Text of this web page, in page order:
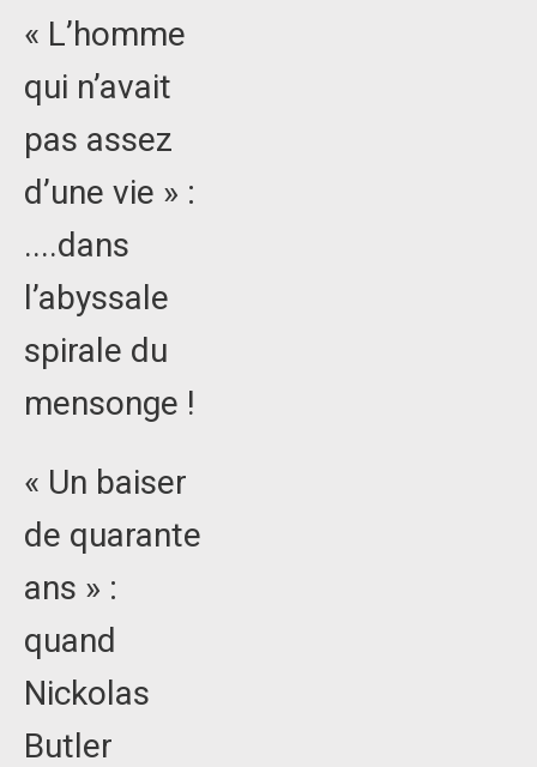
« L’homme
qui n’avait
pas assez
d’une vie » :
....dans
l’abyssale
spirale du
mensonge !
« Un baiser
de quarante
ans » :
quand
Nickolas
Butler